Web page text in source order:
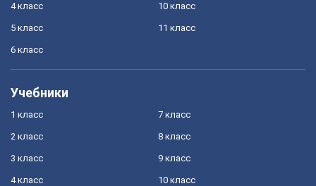
4 класс
5 класс
6 класс
10 класс
11 класс
Учебники
1 класс
2 класс
3 класс
4 класс
7 класс
8 класс
9 класс
10 класс